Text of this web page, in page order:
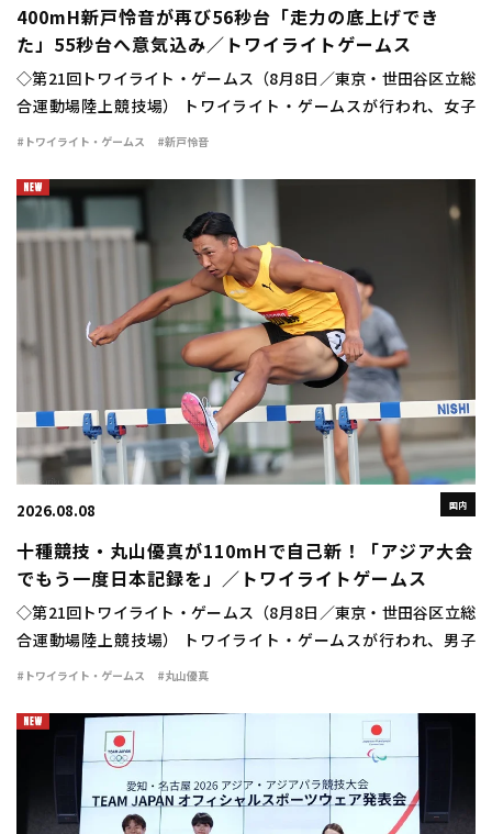
400mH新戸怜音が再び56秒台「走力の底上げでき
た」55秒台へ意気込み／トワイライトゲームス
◇第21回トワイライト・ゲームス（8月8日／東京・世田谷区立総
合運動場陸上競技場） トワイライト・ゲームスが行われ、女子
400mハードルは新戸怜音（VIDA）が56秒75の自己新で優勝し
#トワイライト・ゲームス #新戸怜音
国内
2026.08.08
十種競技・丸山優真が110mHで自己新！「アジア大会
でもう一度日本記録を」／トワイライトゲームス
◇第21回トワイライト・ゲームス（8月8日／東京・世田谷区立総
合運動場陸上競技場） トワイライト・ゲームスが行われ、男子
110mハードルに十種競技日本記録保持者の丸山優真（住友電工）
#トワイライト・ゲームス #丸山優真